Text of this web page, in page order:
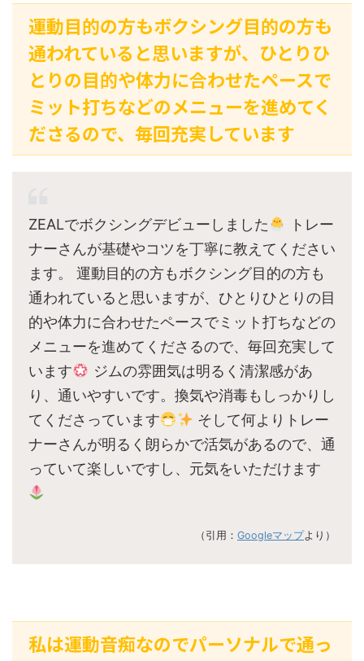
運動目的の方もボクシング目的の方も
通われていると思いますが、ひとりひ
とりの目的や体力に合わせたペースで
ミット打ちなどのメニューを進めてく
ださるので、毎回充実しています
ZEALでボクシングデビューしました
トレー
ナーさんが基礎やコツを丁寧に教えてください
ます。 運動目的の方もボクシング目的の方も
通われていると思いますが、ひとりひとりの目
的や体力に合わせたペースでミット打ちなどの
メニューを進めてくださるので、毎回充実して
います
ジムの雰囲気は明るく清潔感があ
り、通いやすいです。換気や消毒もしっかりし
てくださっています
そして何よりトレー
ナーさんが明るく朗らかで活気があるので、通
っていて楽しいですし、元気をいただけます
（引用： Googleマップより）
私は運動音痴なのでパーソナルで通っ